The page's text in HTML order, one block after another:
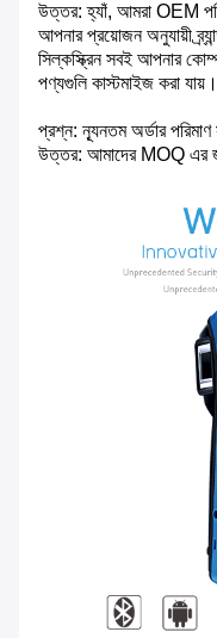
উত্তর: হ্যাঁ, আমরা OEM
আপনার প্রয়োজন অনুযায়ী
সিল্কস্ক্রিন সবই আপনার
পণ্যগুলি কাস্টমাইজ করা যায়।
প্রশ্ন: ন্যূনতম অর্ডার পরিমাণ
উত্তর: আমাদের MOQ এর